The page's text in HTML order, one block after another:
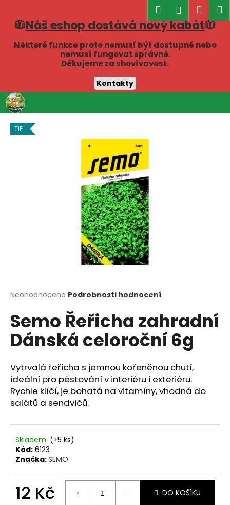
🧥Náš eshop dostává nový kabát🧥
Některé funkce proto nemusí být dostupné nebo
nemusí fungovat správně.
Děkujeme za shovívavost.
Kontakty
Přejít
na
obsah
Hledat
košík
Průměrné
produktu
je
0,0
hvězdiček.
Neohodnoceno Podrobnosti hodnocení
Semo Řeřicha zahradní
Dánská celoroční 6g
Vytrvalá řeřicha s jemnou kořeněnou chutí,
ideální pro pěstování v interiéru i exteriéru.
Rychle klíčí, je bohatá na vitamíny, vhodná do
salátů a sendvičů.
Skladem (>5 ks)
Kód: 6123
Značka:SEMO
12 Kč DO KOŠÍKU
TIP
Zpět
Zpět
o
t
ř
e
?
HLEDAT
D
o
o
u
č
u